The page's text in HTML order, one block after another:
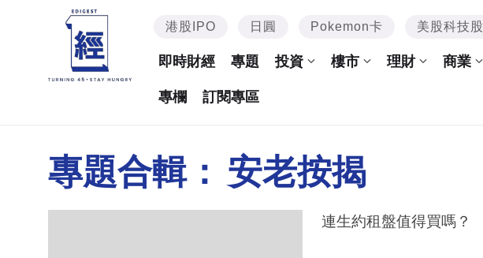
港股IPO 日圓 Pokemon卡 美股科技股
即時財經 專題 投資 樓市 理財 商業
專欄 訂閱專區
專題合輯： 安老按揭
連生約租盤值得買嗎？